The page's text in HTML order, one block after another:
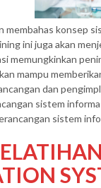
membahas konsep
ini juga akan
memungkinkan
mampu
dan
sistem
sistem